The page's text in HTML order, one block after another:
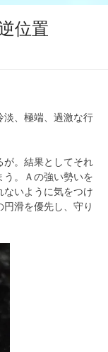
位置
、極端、過激な行
が。結果としてそれ
う。Ａの強い勢いを
いように気をつけ
滑を優先し、守り